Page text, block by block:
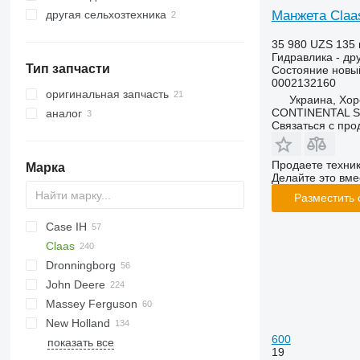
жатки кукурузные
сельскохозяйственные погрузчики
другая сельхозтехника
Тип запчасти
оригинальная запчасть
аналог
Марка
Case IH
1460
1660
1680
2388
5088
5130
Claas
Commandor
Dominator
Dominator 76
Dominator 80
Dominator 88
Jaguar
Jaguar 820
Jaguar 900
Lexion
Lexion 405
Mega
M series
Dronningborg
D-series
Terra
806
807
John Deere
550
965
1450
Big X
3650
Massey Ferguson
30
34
New Holland
CR
показать все
Манжета
35 980 UZS 135
Гидравлика -
Состояние
0002132160
Украина,
CONTINENTAL
Связаться с
Продаете
Делайте это
600
19